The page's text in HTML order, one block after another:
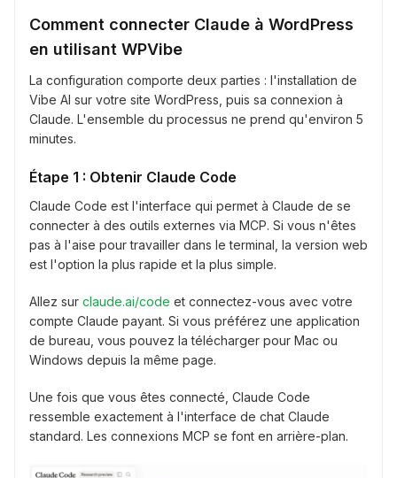
Comment connecter Claude à WordPress
en utilisant WPVibe
La configuration comporte deux parties : l'installation de
Vibe AI sur votre site WordPress, puis sa connexion à
Claude. L'ensemble du processus ne prend qu'environ 5
minutes.
Étape 1 : Obtenir Claude Code
Claude Code est l'interface qui permet à Claude de se
connecter à des outils externes via MCP. Si vous n'êtes
pas à l'aise pour travailler dans le terminal, la version web
est l'option la plus rapide et la plus simple.
Allez sur claude.ai/code et connectez-vous avec votre
compte Claude payant. Si vous préférez une application
de bureau, vous pouvez la télécharger pour Mac ou
Windows depuis la même page.
Une fois que vous êtes connecté, Claude Code
ressemble exactement à l'interface de chat Claude
standard. Les connexions MCP se font en arrière-plan.